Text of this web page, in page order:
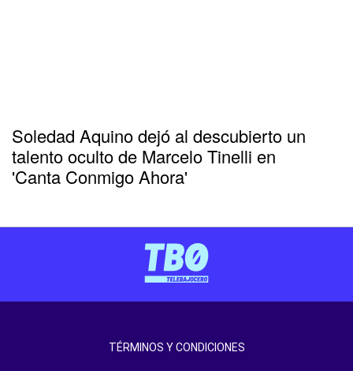
Soledad Aquino dejó al descubierto un
talento oculto de Marcelo Tinelli en
'Canta Conmigo Ahora'
TÉRMINOS Y CONDICIONES